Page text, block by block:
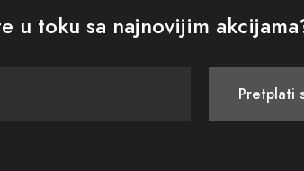
onaj koji će najbolje ispričati vašu priču.
u toku sa najnovijim
Pretplati